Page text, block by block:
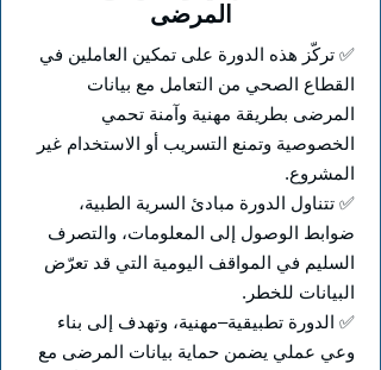
المرضى
✅ تركّز هذه الدورة على تمكين العاملين في
القطاع الصحي من التعامل مع بيانات
المرضى بطريقة مهنية وآمنة تحمي
الخصوصية وتمنع التسريب أو الاستخدام غير
المشروع.
✅ تتناول الدورة مبادئ السرية الطبية،
ضوابط الوصول إلى المعلومات، والتصرف
السليم في المواقف اليومية التي قد تعرّض
البيانات للخطر.
✅ الدورة تطبيقية–مهنية، وتهدف إلى بناء
وعي عملي يضمن حماية بيانات المرضى مع